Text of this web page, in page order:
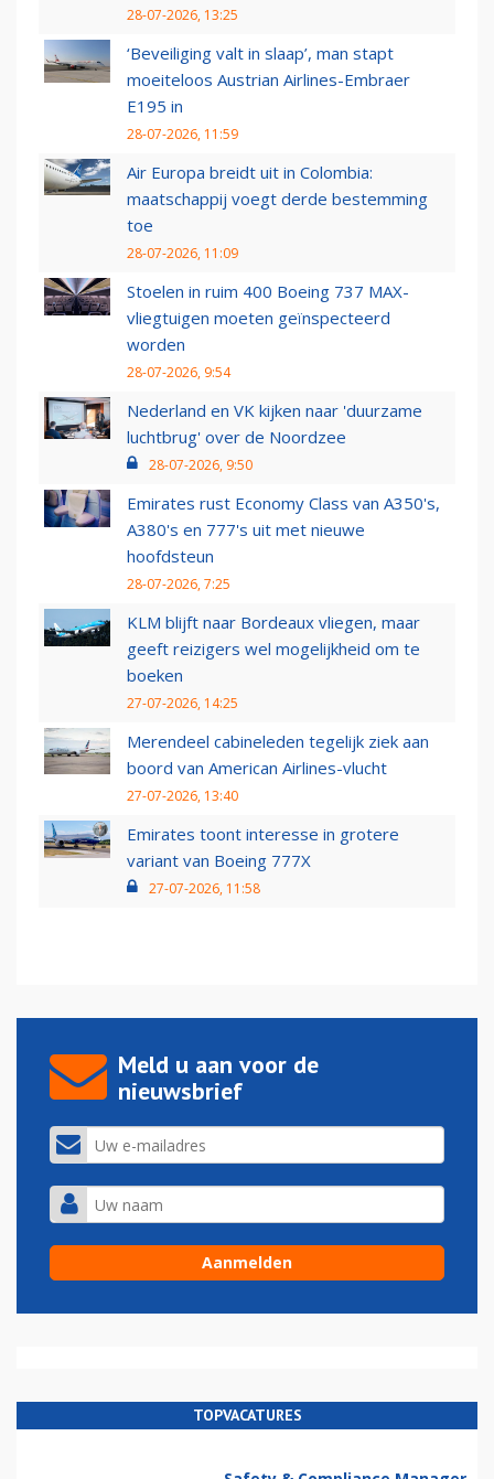
28-07-2026, 13:25
‘Beveiliging valt in slaap’, man stapt
moeiteloos Austrian Airlines-Embraer
E195 in
28-07-2026, 11:59
Air Europa breidt uit in Colombia:
maatschappij voegt derde bestemming
toe
28-07-2026, 11:09
Stoelen in ruim 400 Boeing 737 MAX-
vliegtuigen moeten geïnspecteerd
worden
28-07-2026, 9:54
Nederland en VK kijken naar 'duurzame
luchtbrug' over de Noordzee
28-07-2026, 9:50
Emirates rust Economy Class van A350's,
A380's en 777's uit met nieuwe
hoofdsteun
28-07-2026, 7:25
KLM blijft naar Bordeaux vliegen, maar
geeft reizigers wel mogelijkheid om te
boeken
27-07-2026, 14:25
Merendeel cabineleden tegelijk ziek aan
boord van American Airlines-vlucht
27-07-2026, 13:40
Emirates toont interesse in grotere
variant van Boeing 777X
27-07-2026, 11:58
Meld u aan voor de
nieuwsbrief
TOPVACATURES